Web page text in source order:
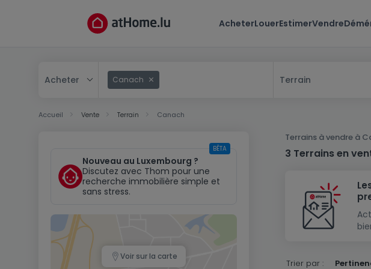
AcheterLouerEstimerVendre
Acheter Canach Terrain
Maison
Maison
Maison jumelée
Appartement
Chambre
Studio
Résidence
Lotissement
Maison à
Modèle de
Immeuble de
Accueil Vente Terrain Canach
Terrains à vendre à
3 Terrains en
Trier par :
Nouveau au Luxembourg ?
Discutez avec Thom pour une
recherche immobilière simple et
sans stress.
BÊTA
Voir sur la carte